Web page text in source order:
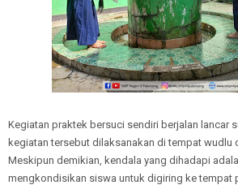
Kegiatan praktek bersuci sendiri berjalan lancar
kegiatan tersebut dilaksanakan di tempat wudlu
Meskipun demikian, kendala yang dihadapi
mengkondisikan siswa untuk digiring ke tempat